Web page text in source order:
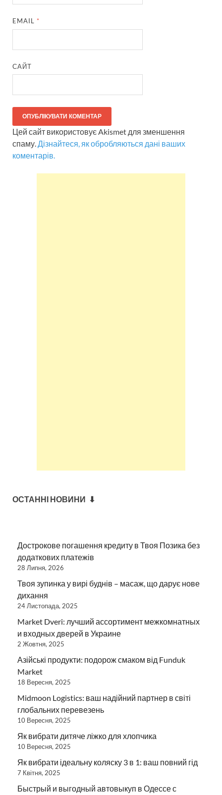
EMAIL *
САЙТ
Цей сайт використовує Akismet для зменшення
спаму.Дізнайтеся, як обробляються дані ваших
коментарів.
ОСТАННІ НОВИНИ ⬇
Дострокове погашення кредиту в Твоя Позика без
додаткових платежів
28 Липня, 2026
Твоя зупинка у вирі буднів – масаж, що дарує нове
дихання
24 Листопада, 2025
Market Dveri: лучший ассортимент межкомнатных
и входных дверей в Украине
2 Жовтня, 2025
Азійські продукти: подорож смаком від Funduk
Market
18 Вересня, 2025
Midmoon Logistics: ваш надійний партнер в світі
глобальних перевезень
10 Вересня, 2025
Як вибрати дитяче ліжко для хлопчика
10 Вересня, 2025
Як вибрати ідеальну коляску 3 в 1: ваш повний гід
7 Квітня, 2025
Быстрый и выгодный автовыкуп в Одессе с